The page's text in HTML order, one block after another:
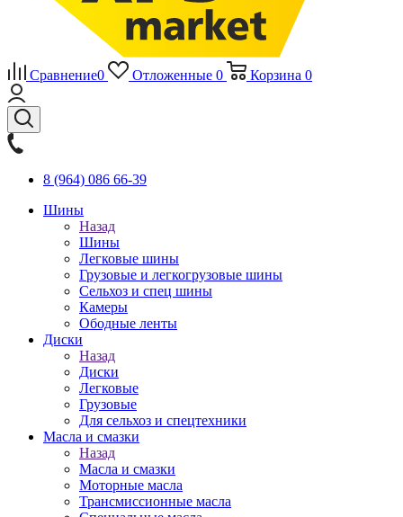
Сравнение0 Отложенные 0 Корзина 0
8 (964) 086 66-39
Шины
Назад
Шины
Легковые шины
Грузовые и легкогрузовые шины
Сельхоз и спец шины
Камеры
Ободные ленты
Диски
Назад
Диски
Легковые
Грузовые
Для сельхоз и спецтехники
Масла и смазки
Назад
Масла и смазки
Моторные масла
Трансмиссионные масла